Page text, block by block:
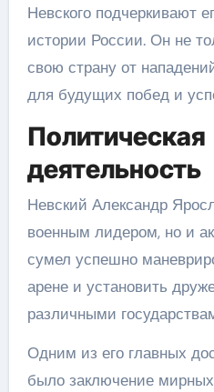
Невского подчеркивают
истории России. Он не
свою страну от
для будущих побед и
Политическая
деятельность
Невский Александр
военным лидером, но и
сумел успешно
арене и установить
различными
Одним из его главных
было заключение